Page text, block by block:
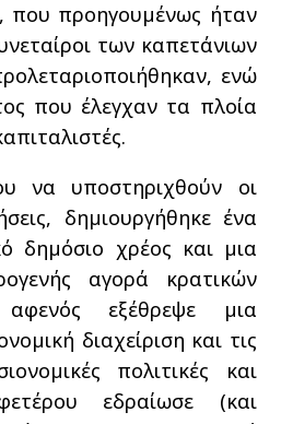
που προηγουμένως ήταν
των καπετάνιων
ενώ
που έλεγχαν τα πλοία
να υποστηριχθούν οι
δημιουργήθηκε ένα
δημόσιο χρέος και μια
αγορά κρατικών
εξέθρεψε μια
διαχείριση και τις
πολιτικές και
εδραίωσε (και